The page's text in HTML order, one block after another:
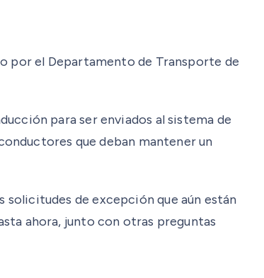
por el Departamento de Transporte de
para ser enviados al sistema de
que deban mantener un
solicitudes de excepción que aún están
ahora, junto con otras preguntas